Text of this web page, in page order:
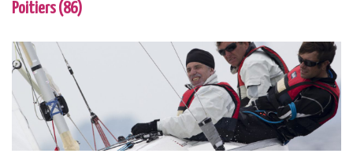
Poitiers (86)